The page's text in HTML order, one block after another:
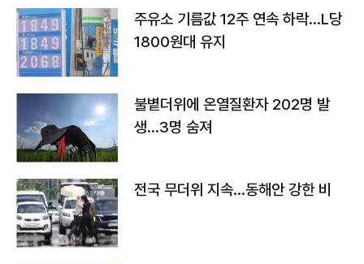
주유소 기름값 12주 연속 하락…L당
1800원대 유지
불볕더위에 온열질환자 202명 발
생…3명 숨져
전국 무더위 지속…동해안 강한 비